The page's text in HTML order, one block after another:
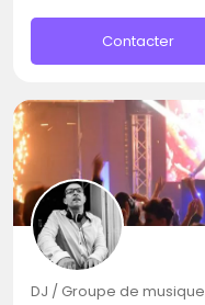
Contacter
DJ / Groupe de musique